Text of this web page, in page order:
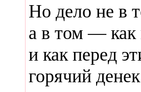
Но дело не в
а в том — как
и как перед
горячий